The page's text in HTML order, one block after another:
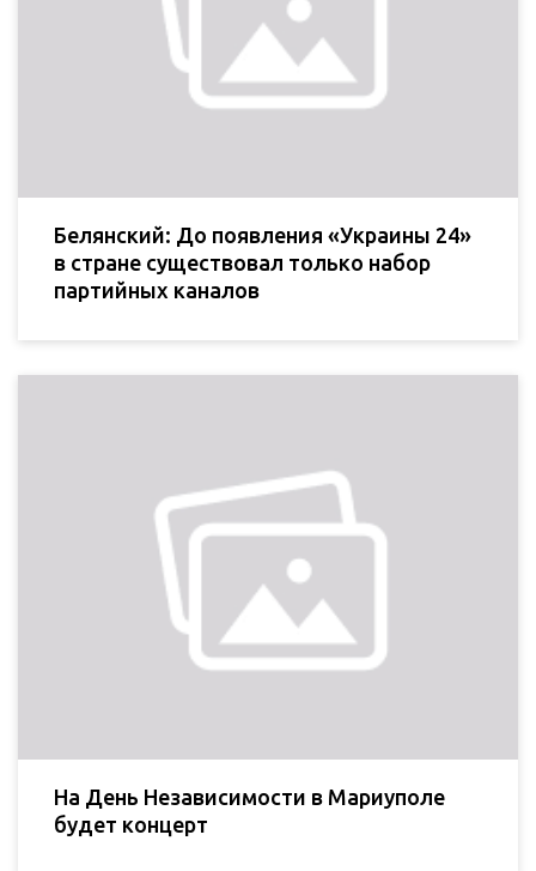
Белянский: До появления «Украины 24»
в стране существовал только набор
партийных каналов
На День Независимости в Мариуполе
будет концерт